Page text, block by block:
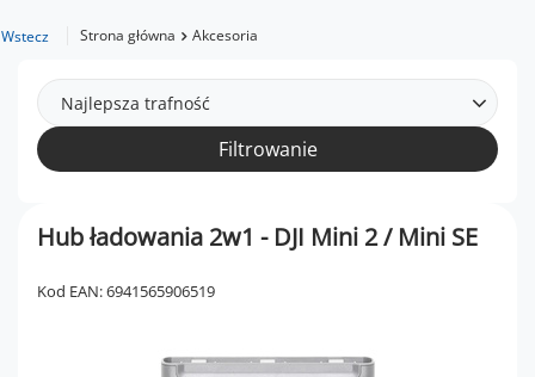
Wstecz Strona główna Akcesoria
Najlepsza trafność
Filtrowanie
Hub ładowania 2w1 - DJI Mini 2 / Mini SE
Kod EAN: 6941565906519